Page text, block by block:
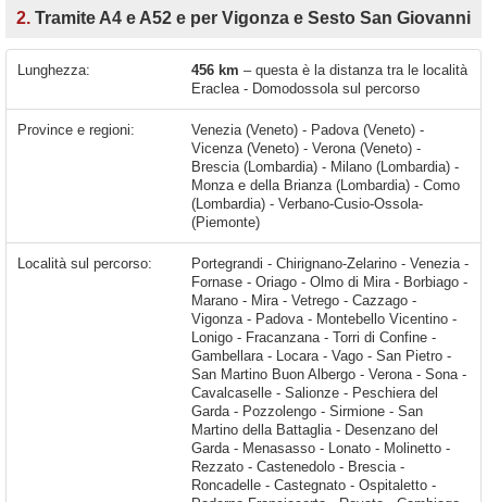
2. Tramite A4 e A52 e per Vigonza e Sesto San Giovanni
Lunghezza: 456 km – questa è la distanza tra le località
Eraclea - Domodossola sul percorso
Province e regioni:
Venezia (Veneto) - Padova (Veneto) -
Vicenza (Veneto) - Verona (Veneto) -
Brescia (Lombardia) - Milano (Lombardia) -
Monza e della Brianza (Lombardia) - Como
(Lombardia) - Verbano-Cusio-Ossola-
(Piemonte)
Località sul percorso: Portegrandi - Chirignano-Zelarino - Venezia - Fornase - Oriago - Olmo di Mira - Borbiago - Marano - Mira - Vetrego - Cazzago - Vigonza - Padova - Montebello Vicentino - Lonigo - Fracanzana - Torri di Confine - Gambellara - Locara - Vago - San Pietro - San Martino Buon Albergo - Verona - Sona - Cavalcaselle - Salionze - Peschiera del Garda - Pozzolengo - Sirmione - San Martino della Battaglia - Desenzano del Garda - Menasasso - Lonato - Molinetto - Rezzato - Castenedolo - Brescia - Roncadelle